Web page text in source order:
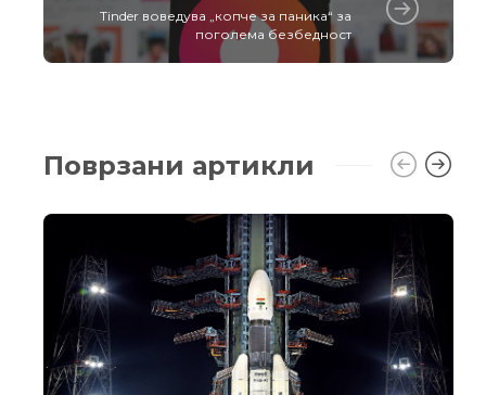
Tinder воведува „копче за паника“ за
поголема безбедност
Поврзани артикли